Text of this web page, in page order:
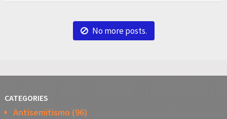
No more posts.
CATEGORIES
Antisemitismo (96)